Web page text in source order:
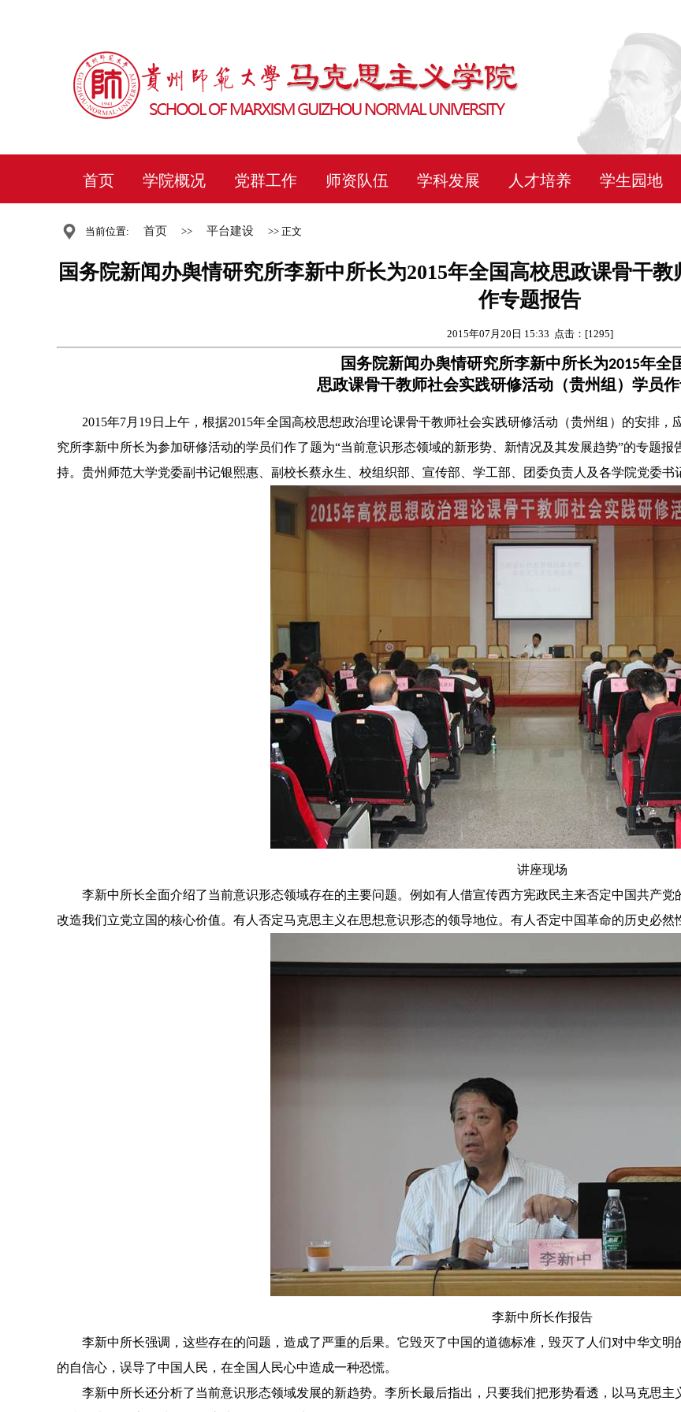
首页 学院概况 党群工作 师资队伍 学科发展 人才培养 学生园地
当前位置: 首页 >> 平台建设 >> 正文
国务院新闻办舆情研究所李新中所长为2015年全国高校思政课骨干
作专题报告
2015年07月20日 15:33 点击：[1295]
国务院新闻办舆情研究所李新中所长为2015年全
思政课骨干教师社会实践研修活动（贵州组）学员
2015年7月 19 日上午，根据2015年全国高校思想政治理论课骨干教师社会实践研修活动（贵州组）的安排
究所李新中所长为参加研修活动的学员们作了题为“当前意识形态领域的新形势、新情况及其发展趋势”的专题
持。贵州师范大学党委副书记银熙惠、副校长蔡永生、校组织部、宣传部、学工部、团委负责人及各学院党委书
讲座现场
李新中所长全面介绍了当前意识形态领域存在的主要问题。例如有人借宣传西方宪政民主来否定中国共产
改造我们立党立国的核心价值。有人否定马克思主义在思想意识形态的领导地位。有人否定中国革命的历史必然
李新中所长作报告
李新中所长强调，这些存在的问题，造成了严重的后果。它毁灭了中国的道德标准，毁灭了人们对中华文
的自信心，误导了中国人民，在全国人民心中造成一种恐慌。
李新中所长还分析了当前意识形态领域发展的新趋势。李所长最后指出，只要我们把形势看透，以马克思